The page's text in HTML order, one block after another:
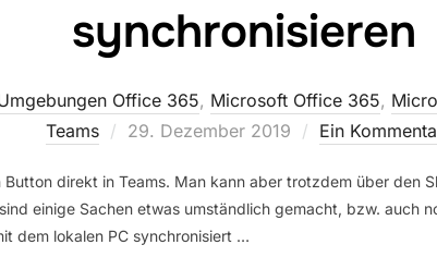
synchronisieren
Office 365, Microsoft Office 365,
Teams
Veröffentlicht
29. Dezember 2019 Ein
direkt in Teams. Man kann aber trotzdem über den
einige Sachen etwas umständlich gemacht, bzw. auch
dem lokalen PC synchronisiert …